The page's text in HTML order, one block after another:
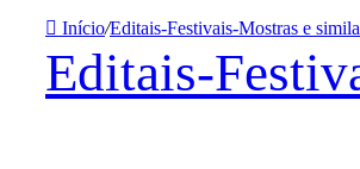
Início/Editais-Festivais-Mostras e
Editais-